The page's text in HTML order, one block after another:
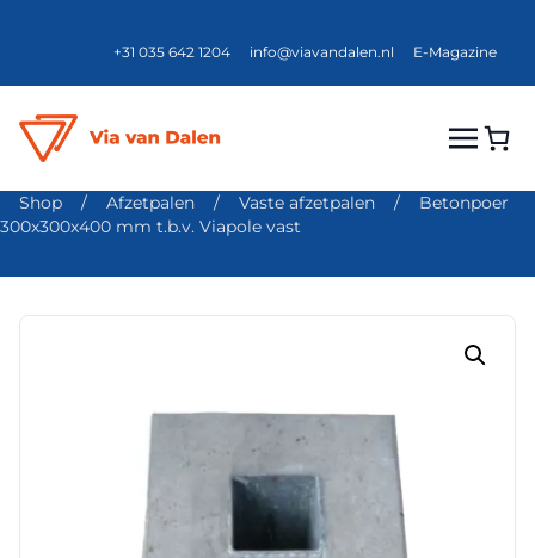
+31 035 642 1204 info@viavandalen.nl E-Magazine
Shop / Afzetpalen / Vaste afzetpalen /
Betonpoer
300x300x400 mm t.b.v. Viapole vast